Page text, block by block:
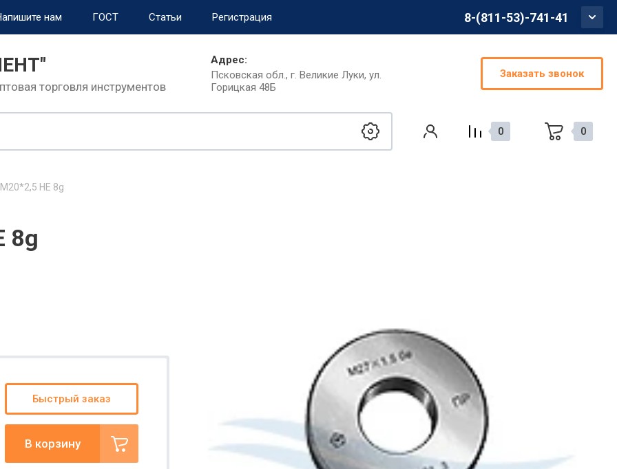
нам ГОСТ Статьи Регистрация 8-(811-53)-741-41
торговля инструментов
Адрес:
Псковская обл., г. Великие Луки, ул.
Горицкая 48Б
Заказать звонок
0 0
НЕ 8g
8g
В корзину
Быстрый заказ